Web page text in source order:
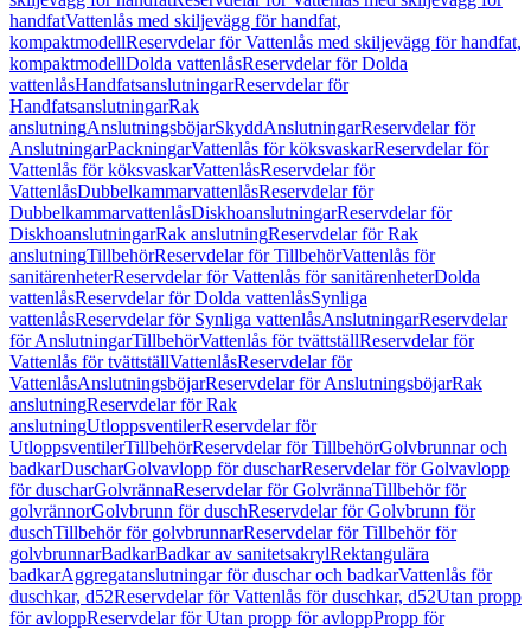
handfatVattenlås med skiljevägg för handfat,
kompaktmodellReservdelar för Vattenlås med skiljevägg för handfat,
kompaktmodellDolda vattenlåsReservdelar för Dolda
vattenlåsHandfatsanslutningarReservdelar för
HandfatsanslutningarRak
anslutningAnslutningsböjarSkyddAnslutningarReservdelar för
AnslutningarPackningarVattenlås för köksvaskarReservdelar för
Vattenlås för köksvaskarVattenlåsReservdelar för
VattenlåsDubbelkammarvattenlåsReservdelar för
DubbelkammarvattenlåsDiskhoanslutningarReservdelar för
DiskhoanslutningarRak anslutningReservdelar för Rak
anslutningTillbehörReservdelar för TillbehörVattenlås för
sanitärenheterReservdelar för Vattenlås för sanitärenheterDolda
vattenlåsReservdelar för Dolda vattenlåsSynliga
vattenlåsReservdelar för Synliga vattenlåsAnslutningarReservdelar
för AnslutningarTillbehörVattenlås för tvättställReservdelar för
Vattenlås för tvättställVattenlåsReservdelar för
VattenlåsAnslutningsböjarReservdelar för AnslutningsböjarRak
anslutningReservdelar för Rak
anslutningUtloppsventilerReservdelar för
UtloppsventilerTillbehörReservdelar för TillbehörGolvbrunnar och
badkarDuscharGolvavlopp för duscharReservdelar för Golvavlopp
för duscharGolvrännaReservdelar för GolvrännaTillbehör för
golvrännorGolvbrunn för duschReservdelar för Golvbrunn för
duschTillbehör för golvbrunnarReservdelar för Tillbehör för
golvbrunnarBadkarBadkar av sanitetsakrylRektangulära
badkarAggregatanslutningar för duschar och badkarVattenlås för
duschkar, d52Reservdelar för Vattenlås för duschkar, d52Utan propp
för avloppReservdelar för Utan propp för avloppPropp för